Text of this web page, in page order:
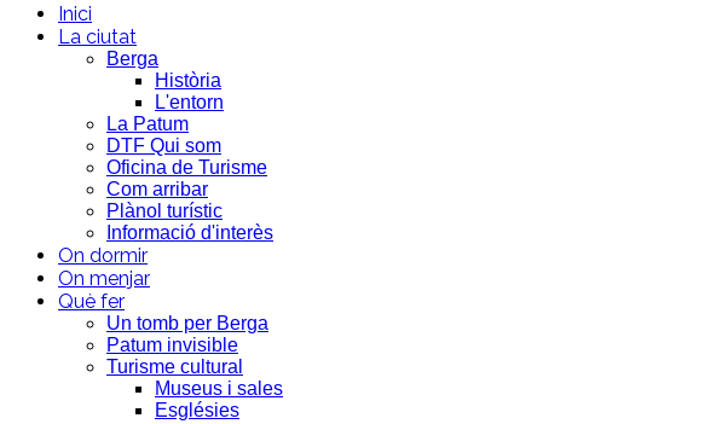
Inici
La ciutat
Berga
Història
L'entorn
La Patum
DTF Qui som
Oficina de Turisme
Com arribar
Plànol turístic
Informació d'interès
On dormir
On menjar
Què fer
Un tomb per Berga
Patum invisible
Turisme cultural
Museus i sales
Esglésies